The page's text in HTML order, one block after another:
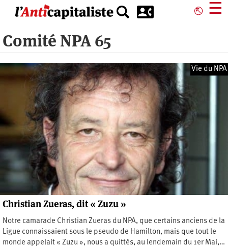
principal
⎋ ☰
Comité NPA 65
Vie du NPA
Christian Zueras, dit « Zuzu »
Notre camarade Christian Zueras du NPA, que certains anciens de la
Ligue connaissaient sous le pseudo de Hamilton, mais que tout le
monde appelait « Zuzu », nous a quittés, au lendemain du 1er Mai,…